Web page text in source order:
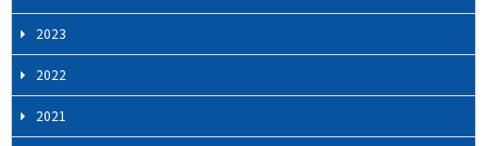
シ
ョ
ン
2023
2022
2021